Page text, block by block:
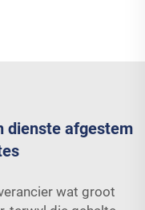
dienste afgestem
wat groot